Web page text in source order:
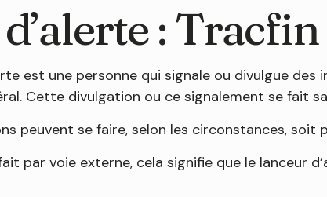
:
est une personne qui signale ou divulgue
Cette divulgation ou ce signalement se fait
peuvent se faire, selon les circonstances,
par voie externe, cela signifie que le lanceur